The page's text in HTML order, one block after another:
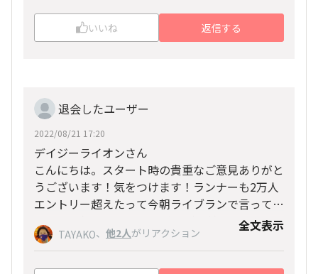
いいね 返信する
退会したユーザー
2022/08/21 17:20
デイジーライオンさん
こんにちは。スタート時の貴重なご意見ありがと
うございます！気をつけます！ランナーも2万人
エントリー超えたって今朝ライブランで言ってま
したし、気をつけないと
･ 引き続きよろしく
お願いいたします！
TAYAKO、 他2人がリアクション 全文表示